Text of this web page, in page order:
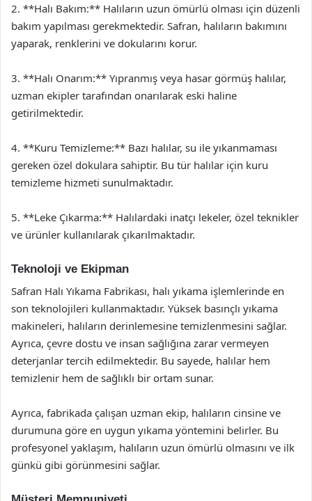
2. **Halı Bakım:** Halıların uzun ömürlü olması için düzenli
bakım yapılması gerekmektedir. Safran, halıların bakımını
yaparak, renklerini ve dokularını korur.
3. **Halı Onarım:** Yıpranmış veya hasar görmüş halılar,
uzman ekipler tarafından onarılarak eski haline
getirilmektedir.
4. **Kuru Temizleme:** Bazı halılar, su ile yıkanmaması
gereken özel dokulara sahiptir. Bu tür halılar için kuru
temizleme hizmeti sunulmaktadır.
5. **Leke Çıkarma:** Halılardaki inatçı lekeler, özel teknikler
ve ürünler kullanılarak çıkarılmaktadır.
Teknoloji ve Ekipman
Safran Halı Yıkama Fabrikası, halı yıkama işlemlerinde en
son teknolojileri kullanmaktadır. Yüksek basınçlı yıkama
makineleri, halıların derinlemesine temizlenmesini sağlar.
Ayrıca, çevre dostu ve insan sağlığına zarar vermeyen
deterjanlar tercih edilmektedir. Bu sayede, halılar hem
temizlenir hem de sağlıklı bir ortam sunar.
Ayrıca, fabrikada çalışan uzman ekip, halıların cinsine ve
durumuna göre en uygun yıkama yöntemini belirler. Bu
profesyonel yaklaşım, halıların uzun ömürlü olmasını ve ilk
günkü gibi görünmesini sağlar.